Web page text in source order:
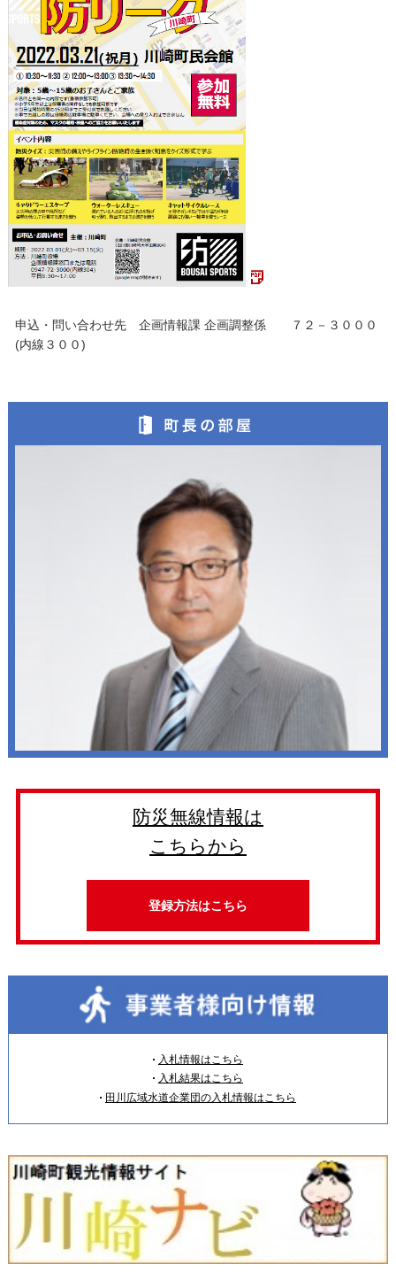
申込・問い合わせ先 企画情報課 企画調整係 ７２－３０００
(内線３００)
防災無線情報は
こちらから
登録方法はこちら
入札情報はこちら
入札結果はこちら
田川広域水道企業団の入札情報はこちら